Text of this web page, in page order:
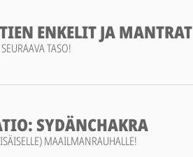
ENKELIT JA MANTRAT
TASO!
SYDÄNCHAKRA
MAAILMANRAUHALLE!